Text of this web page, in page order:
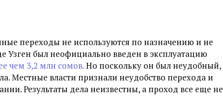
переходы не используются по назначению и не
Узген был неофициально введен в эксплуатацию
чем 3,2 млн сомов.Но поскольку он был неудобный,
Местные власти признали неудобство перехода и
Результаты дела неизвестны, а проход все еще не